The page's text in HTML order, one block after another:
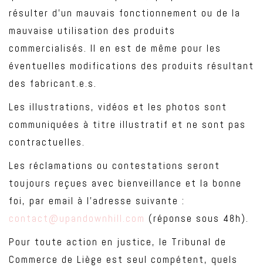
résulter d’un mauvais fonctionnement ou de la
mauvaise utilisation des produits
commercialisés. Il en est de même pour les
éventuelles modifications des produits résultant
des fabricant.e.s.
Les illustrations, vidéos et les photos sont
communiquées à titre illustratif et ne sont pas
contractuelles.
Les réclamations ou contestations seront
toujours reçues avec bienveillance et la bonne
foi, par email à l’adresse suivante :
contact@upandownhill.com (réponse sous 48h).
Pour toute action en justice, le Tribunal de
Commerce de Liège est seul compétent, quels